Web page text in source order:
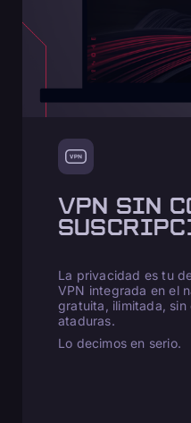
VPN SIN
La privacidad es tu
VPN integrada en el
gratuita, ilimitada, sin
ataduras.
Lo decimos en serio.